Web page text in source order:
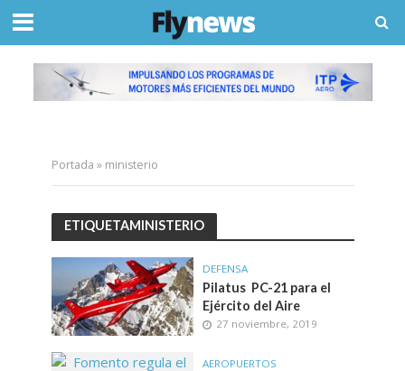
Portada » ministerio
ETIQUETAMINISTERIO
DEFENSA
Pilatus PC-21 para el
Ejército del Aire
27 noviembre, 2019
AEROPUERTOS